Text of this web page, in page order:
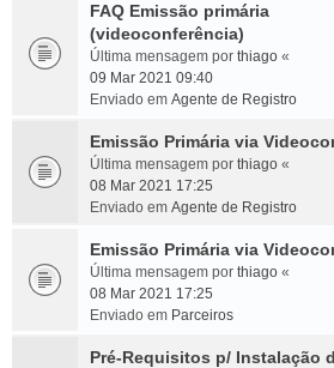
FAQ Emissão primária
(videoconferência)
Última mensagem por thiago «
09 Mar 2021 09:40
Enviado em Agente de Registro
Emissão Primária via
Última mensagem por thiago «
08 Mar 2021 17:25
Enviado em Agente de Registro
Emissão Primária via
Última mensagem por thiago «
08 Mar 2021 17:25
Enviado em Parceiros
Pré-Requisitos p/ Instalação